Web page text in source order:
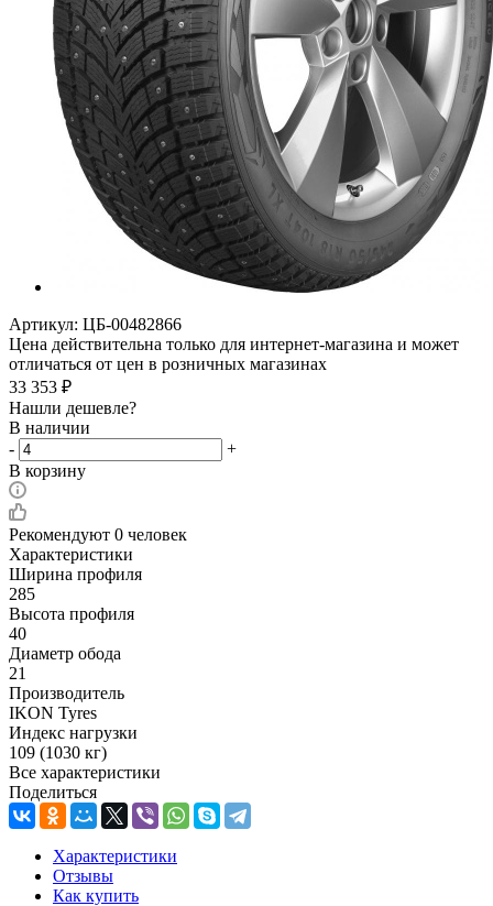
Артикул: ЦБ-00482866
Цена действительна только для интернет-магазина и может
отличаться от цен в розничных магазинах
33 353 ₽
Нашли дешевле?
В наличии
-
+
В корзину
Рекомендуют 0 человек
Характеристики
Ширина профиля
285
Высота профиля
40
Диаметр обода
21
Производитель
IKON Tyres
Индекс нагрузки
109 (1030 кг)
Все характеристики
Поделиться
Характеристики
Отзывы
Как купить